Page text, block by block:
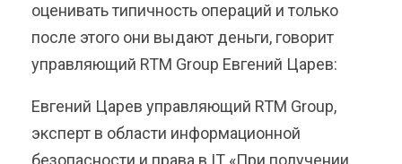
оценивать типичность операций и только
после этого они выдают деньги, говорит
управляющий RTM Group Евгений Царев:
Евгений Царев управляющий RTM Group,
эксперт в области информационной
безопасности и права в IT «При получении